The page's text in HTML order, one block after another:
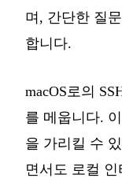
며, 간단한 질
합니다.
macOS로의
를 메웁니다.
을 가리킬 수
면서도 로컬